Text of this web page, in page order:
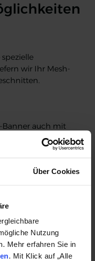
Über Cookies
Nutzung
Mehr erfahren Sie in
. Mit Klick auf „Alle
wir Ihr Mesh-
Banner auch mit
Banner mit
25 cm oder